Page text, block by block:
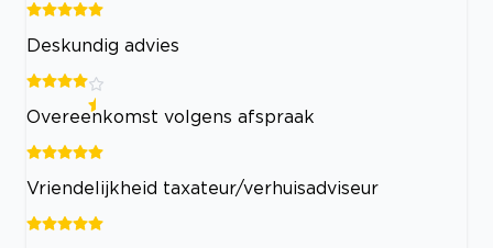
Deskundig advies
Overeenkomst volgens afspraak
Vriendelijkheid taxateur/verhuisadviseur